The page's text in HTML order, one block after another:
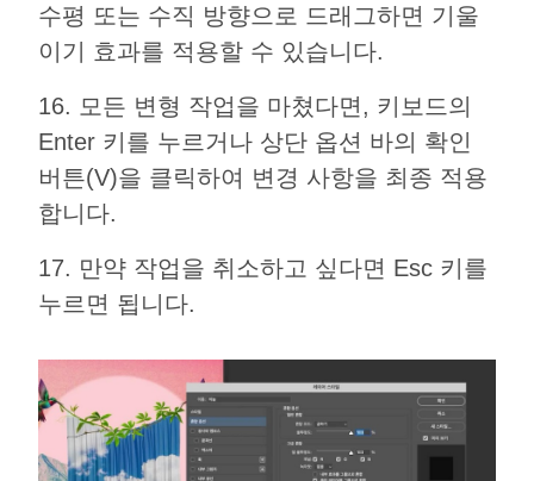
수평 또는 수직 방향으로 드래그하면 기울
이기 효과를 적용할 수 있습니다.
16. 모든 변형 작업을 마쳤다면, 키보드의
Enter 키를 누르거나 상단 옵션 바의 확인
버튼(V)을 클릭하여 변경 사항을 최종 적용
합니다.
17. 만약 작업을 취소하고 싶다면 Esc 키를
누르면 됩니다.